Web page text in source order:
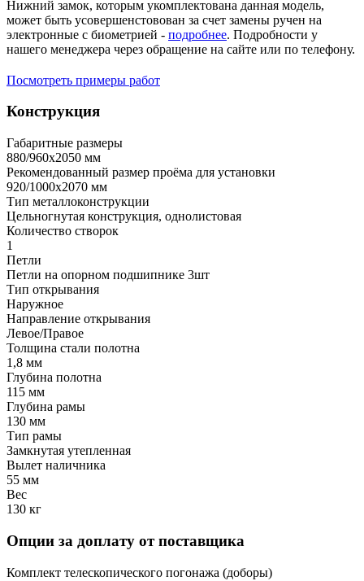
Нижний замок, которым укомплектована данная модель,
может быть усовершенстовован за счет замены ручен на
электронные с биометрией - подробнее. Подробности у
нашего менеджера через обращение на сайте или по телефону.
Посмотреть примеры работ
Конструкция
Габаритные размеры
880/960х2050 мм
Рекомендованный размер проёма для установки
920/1000х2070 мм
Тип металлоконструкции
Цельногнутая конструкция, однолистовая
Количество створок
1
Петли
Петли на опорном подшипнике 3шт
Тип открывания
Наружное
Направление открывания
Левое/Правое
Толщина стали полотна
1,8 мм
Глубина полотна
115 мм
Глубина рамы
130 мм
Тип рамы
Замкнутая утепленная
Вылет наличника
55 мм
Вес
130 кг
Опции за доплату от поставщика
Комплект телескопического погонажа (доборы)